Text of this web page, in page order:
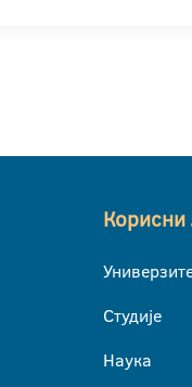
Корисни
Студије
Наука